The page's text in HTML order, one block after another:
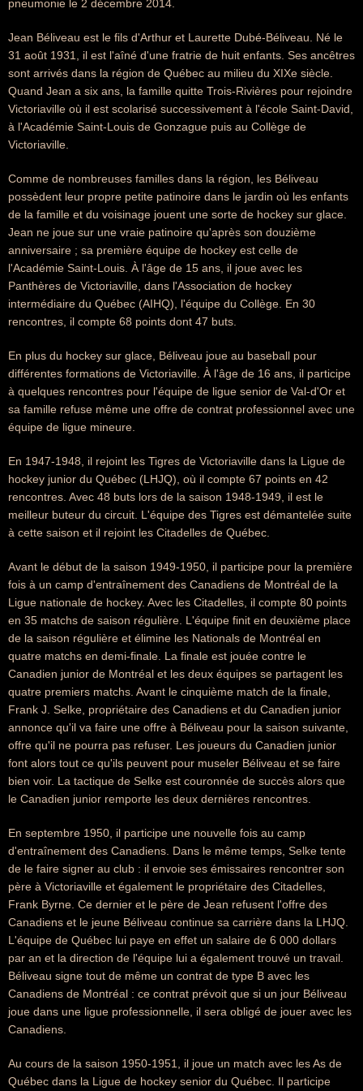
pneumonie le 2 décembre 2014.
Jean Béliveau est le fils d'Arthur et Laurette Dubé-Béliveau. Né le
31 août 1931, il est l'aîné d'une fratrie de huit enfants. Ses ancêtres
sont arrivés dans la région de Québec au milieu du XIXe siècle.
Quand Jean a six ans, la famille quitte Trois-Rivières pour rejoindre
Victoriaville où il est scolarisé successivement à l'école Saint-David,
à l'Académie Saint-Louis de Gonzague puis au Collège de
Victoriaville.
Comme de nombreuses familles dans la région, les Béliveau
possèdent leur propre petite patinoire dans le jardin où les enfants
de la famille et du voisinage jouent une sorte de hockey sur glace.
Jean ne joue sur une vraie patinoire qu'après son douzième
anniversaire ; sa première équipe de hockey est celle de
l'Académie Saint-Louis. À l'âge de 15 ans, il joue avec les
Panthères de Victoriaville, dans l'Association de hockey
intermédiaire du Québec (AIHQ), l'équipe du Collège. En 30
rencontres, il compte 68 points dont 47 buts.
En plus du hockey sur glace, Béliveau joue au baseball pour
différentes formations de Victoriaville. À l'âge de 16 ans, il participe
à quelques rencontres pour l'équipe de ligue senior de Val-d'Or et
sa famille refuse même une offre de contrat professionnel avec une
équipe de ligue mineure.
En 1947-1948, il rejoint les Tigres de Victoriaville dans la Ligue de
hockey junior du Québec (LHJQ), où il compte 67 points en 42
rencontres. Avec 48 buts lors de la saison 1948-1949, il est le
meilleur buteur du circuit. L'équipe des Tigres est démantelée suite
à cette saison et il rejoint les Citadelles de Québec.
Avant le début de la saison 1949-1950, il participe pour la première
fois à un camp d'entraînement des Canadiens de Montréal de la
Ligue nationale de hockey. Avec les Citadelles, il compte 80 points
en 35 matchs de saison régulière. L'équipe finit en deuxième place
de la saison régulière et élimine les Nationals de Montréal en
quatre matchs en demi-finale. La finale est jouée contre le
Canadien junior de Montréal et les deux équipes se partagent les
quatre premiers matchs. Avant le cinquième match de la finale,
Frank J. Selke, propriétaire des Canadiens et du Canadien junior
annonce qu'il va faire une offre à Béliveau pour la saison suivante,
offre qu'il ne pourra pas refuser. Les joueurs du Canadien junior
font alors tout ce qu'ils peuvent pour museler Béliveau et se faire
bien voir. La tactique de Selke est couronnée de succès alors que
le Canadien junior remporte les deux dernières rencontres.
En septembre 1950, il participe une nouvelle fois au camp
d'entraînement des Canadiens. Dans le même temps, Selke tente
de le faire signer au club : il envoie ses émissaires rencontrer son
père à Victoriaville et également le propriétaire des Citadelles,
Frank Byrne. Ce dernier et le père de Jean refusent l'offre des
Canadiens et le jeune Béliveau continue sa carrière dans la LHJQ.
L'équipe de Québec lui paye en effet un salaire de 6 000 dollars
par an et la direction de l'équipe lui a également trouvé un travail.
Béliveau signe tout de même un contrat de type B avec les
Canadiens de Montréal : ce contrat prévoit que si un jour Béliveau
joue dans une ligue professionnelle, il sera obligé de jouer avec les
Canadiens.
Au cours de la saison 1950-1951, il joue un match avec les As de
Québec dans la Ligue de hockey senior du Québec. Il participe